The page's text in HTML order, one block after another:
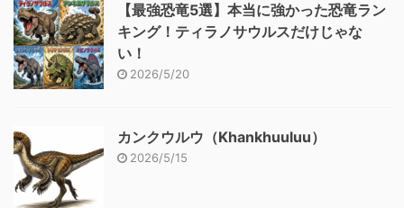
【最強恐竜5選】本当に強かった恐竜ラン
キング！ティラノサウルスだけじゃな
い！
2026/5/20
カンクウルウ（Khankhuuluu）
2026/5/15